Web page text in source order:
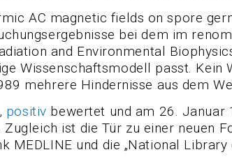
AC magnetic fields on spore
bei dem im
and Environmental
Wissenschaftsmodell passt. Kein
mehrere Hindernisse aus dem
positiv bewertet und am 26.
Zugleich ist die Tür zu einer neuen
MEDLINE und die „National